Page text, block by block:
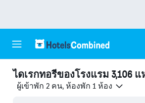
ไดเรกทอรีของโรงแรม 3,106 แ
ผู้เข้าพัก 2 คน, ห้องพัก 1 ห้อง